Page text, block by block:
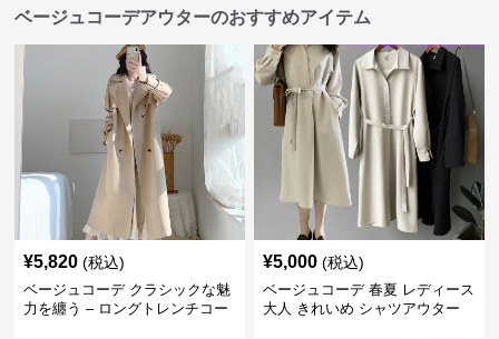
ベージュコーデアウターのおすすめアイテム
¥5,820 (税込)
ベージュコーデ クラシックな魅
力を纏う – ロングトレンチコー
¥5,000 (税込)
ベージュコーデ 春夏 レディース
大人 きれいめ シャツアウター